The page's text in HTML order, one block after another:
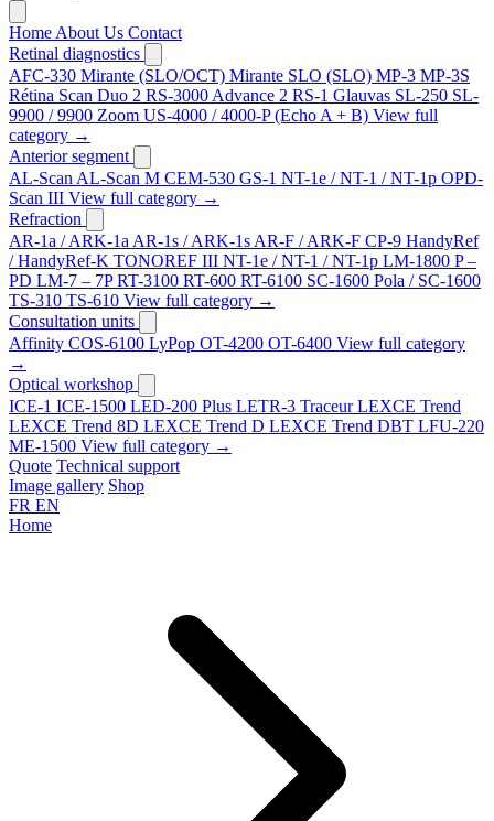
Home About Us Contact
Retinal diagnostics
AFC-330 Mirante (SLO/OCT) Mirante SLO (SLO) MP-3 MP-3S
Rétina Scan Duo 2 RS-3000 Advance 2 RS-1 Glauvas SL-250 SL-
9900 / 9900 Zoom US-4000 / 4000-P (Echo A + B) View full
category →
Anterior segment
AL-Scan AL-Scan M CEM-530 GS-1 NT-1e / NT-1 / NT-1p OPD-
Scan III View full category →
Refraction
AR-1a / ARK-1a AR-1s / ARK-1s AR-F / ARK-F CP-9 HandyRef
/ HandyRef-K TONOREF III NT-1e / NT-1 / NT-1p LM-1800 P –
PD LM-7 – 7PRT-3100 RT-600 RT-6100 SC-1600 Pola / SC-1600
TS-310 TS-610 View full category →
Consultation units
Affinity COS-6100 LyPop OT-4200 OT-6400 View full category
→
Optical workshop
ICE-1 ICE-1500 LED-200 Plus LETR-3 Traceur LEXCE Trend
LEXCE Trend 8D LEXCE Trend D LEXCE Trend DBT LFU-220
ME-1500 View full category →
Quote Technical support
Image gallery Shop
FR EN
Home